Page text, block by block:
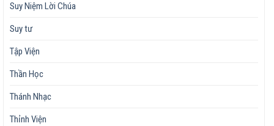
Suy Niệm Lời Chúa
Suy tư
Tập Viện
Thần Học
Thánh Nhạc
Thỉnh Viện